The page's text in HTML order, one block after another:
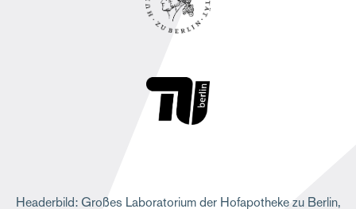
Headerbild: Großes Laboratorium der Hofapotheke zu Berlin,